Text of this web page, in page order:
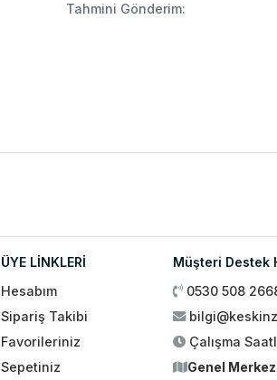
Tahmini Gönderim:
ÜYE LİNKLERİ
Hesabım
Sipariş Takibi
Favorileriniz
Sepetiniz
Müşteri Destek
0530 508
Çalışma
Genel